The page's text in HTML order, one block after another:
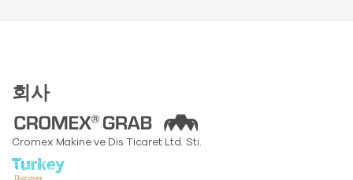
회사
Cromex Makine ve Dis Ticaret Ltd. Sti.